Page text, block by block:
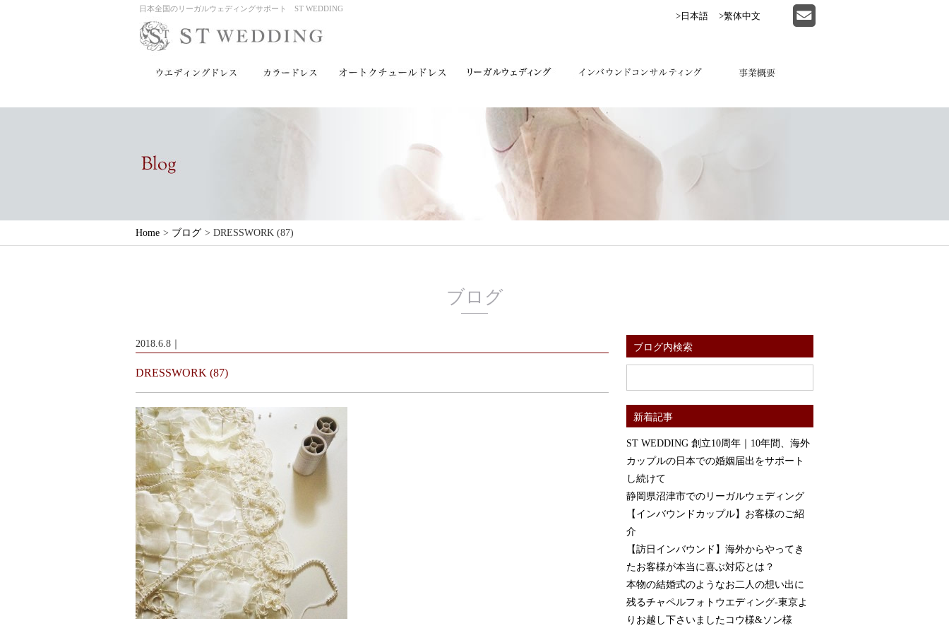
日本全国のリーガルウェディングサポート ST WEDDING
>日本語 >繁体中文
Home > ブログ > DRESSWORK (87)
ブログ
2018.6.8｜
DRESSWORK (87)
ブログ内検索
新着記事
ST WEDDING 創立10周年｜10年間、海外
カップルの日本での婚姻届出をサポート
し続けて
静岡県沼津市でのリーガルウェディング
【インバウンドカップル】お客様のご紹
介
【訪日インバウンド】海外からやってき
たお客様が本当に喜ぶ対応とは？
本物の結婚式のようなお二人の想い出に
残るチャペルフォトウエディング-東京よ
りお越し下さいましたコウ様&ソン様